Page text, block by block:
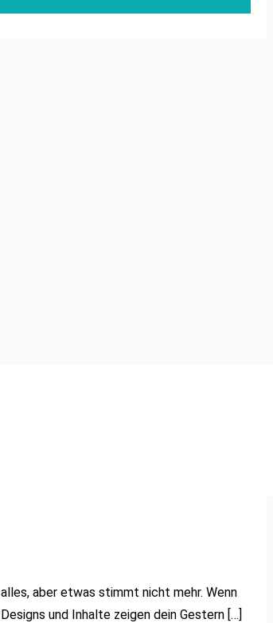
aber etwas stimmt nicht mehr. Wenn
und Inhalte zeigen dein Gestern […]